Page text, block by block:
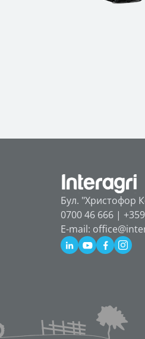
Бул. "Христофор
0700 46 666 |
E-mail: